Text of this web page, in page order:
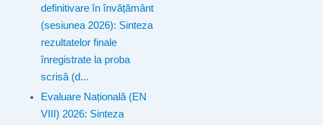
definitivare în învățământ
(sesiunea 2026): Sinteza
rezultatelor finale
înregistrate la proba
scrisă (d...
Evaluare Națională (EN
VIII) 2026: Sinteza